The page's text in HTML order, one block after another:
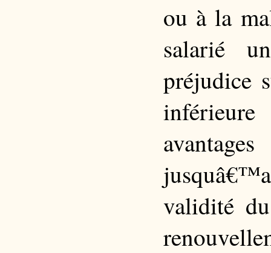
ou à la
salarié
préjudice
validité